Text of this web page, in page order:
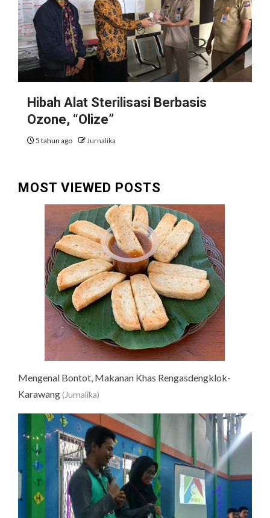
Hibah Alat Sterilisasi Berbasis
Ozone, “Olize”
5 tahun ago Jurnalika
MOST VIEWED POSTS
Mengenal Bontot, Makanan Khas Rengasdengklok-
Karawang(Jurnalika)